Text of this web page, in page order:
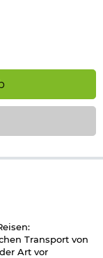
Transport von
Art vor